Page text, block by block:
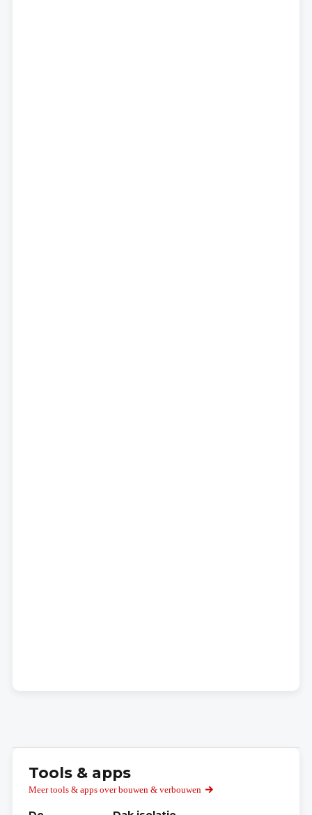
Tools & apps
Meer tools & apps over bouwen & verbouwen